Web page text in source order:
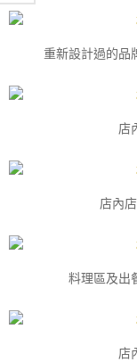
重新設計過的品
店
店內
料理區及出
店